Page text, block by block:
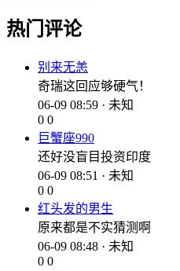
热门评论
别来无恙
奇瑞这回应够硬气！
06-09 08:59 · 未知
0 0
巨蟹座990
还好没盲目投资印度
06-09 08:51 · 未知
0 0
红头发的男生
原来都是不实猜测啊
06-09 08:48 · 未知
0 0